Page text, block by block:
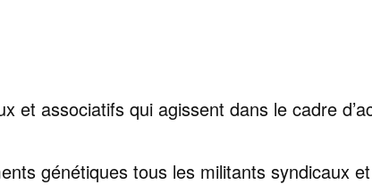
et associatifs qui agissent dans le cadre
génétiques tous les militants syndicaux et